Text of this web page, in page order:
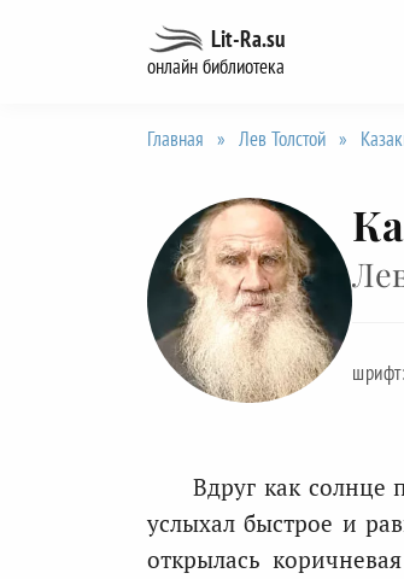
Lit-Ra.su
онлайн библиотека
Главная » Лев Толстой »
шрифт:
Вдруг как солнце
услыхал быстрое и
открылась